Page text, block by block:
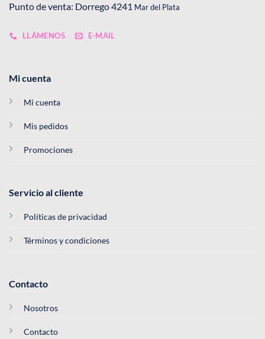
Punto de venta: Dorrego 4241 Mar del Plata
LLÁMENOS E-MAIL
Mi cuenta
Mi cuenta
Mis pedidos
Promociones
Servicio al cliente
Políticas de privacidad
Términos y condiciones
Contacto
Nosotros
Contacto